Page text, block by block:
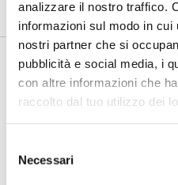
analizzare il nostro traffico.
informazioni sul modo in
nostri partner che si
pubblicità e social media, i
con altre informazioni che
raccolto dal tuo utilizzo dei
delNecessari